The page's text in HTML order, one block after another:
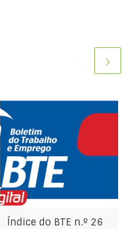
Índice do BTE n.º 26